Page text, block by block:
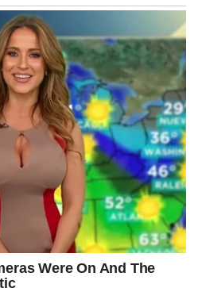
donosi prostor za novu,
života.